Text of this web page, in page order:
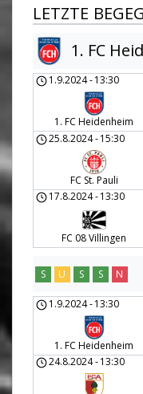
LETZTE
1. FC
1.9.2024-13:30
1. FC Heidenheim
25.8.2024-15:30
FC St. Pauli
17.8.2024-13:30
FC 08 Villingen
S U S S N
1.9.2024-13:30
1. FC Heidenheim
24.8.2024-13:30